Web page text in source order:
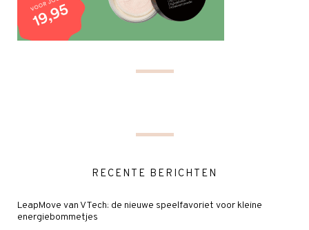
RECENTE BERICHTEN
LeapMove van VTech: de nieuwe speelfavoriet voor kleine
energiebommetjes